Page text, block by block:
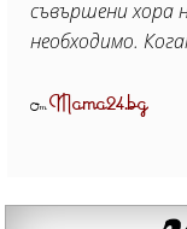
съвършени хора
необходимо.
ОтMama24.bg